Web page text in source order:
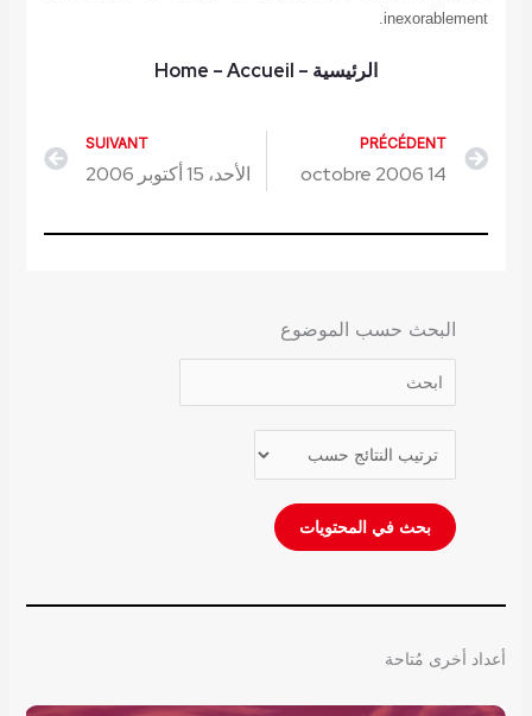
inexorablement.
Home – Accueil – الرئيسية
Prev
PRÉCÉDENT
14 octobre 2006
SUIVANT
الأحد، 15 أكتوبر 2006
البحث حسب الموضوع
أعداد أخرى مُتاحة